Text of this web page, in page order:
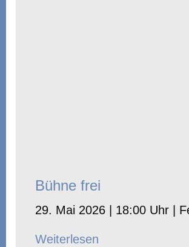
Bühne frei
29. Mai 2026 | 18:00 Uhr |
Weiterlesen